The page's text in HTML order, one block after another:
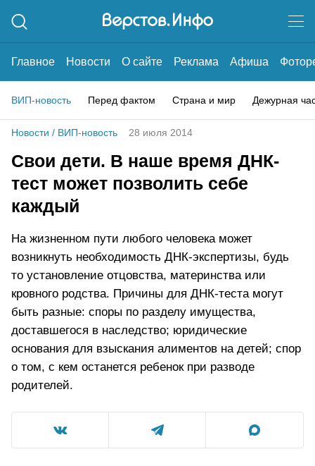
Главное Новости О сайте Реклама Афиша
ВИП-новость Перед фактом Страна и мир Дежурная
Новости / ВИП-новость 28 июля 2014
Свои дети. В наше время ДНК-
тест может позволить себе
каждый
На жизненном пути любого человека может
возникнуть необходимость ДНК-экспертизы, будь
то установление отцовства, материнства или
кровного родства. Причины для ДНК-теста могут
быть разные: споры по разделу имущества,
доставшегося в наследство; юридические
основания для взыскания алиментов на детей; спор
о том, с кем останется ребенок при разводе
родителей.